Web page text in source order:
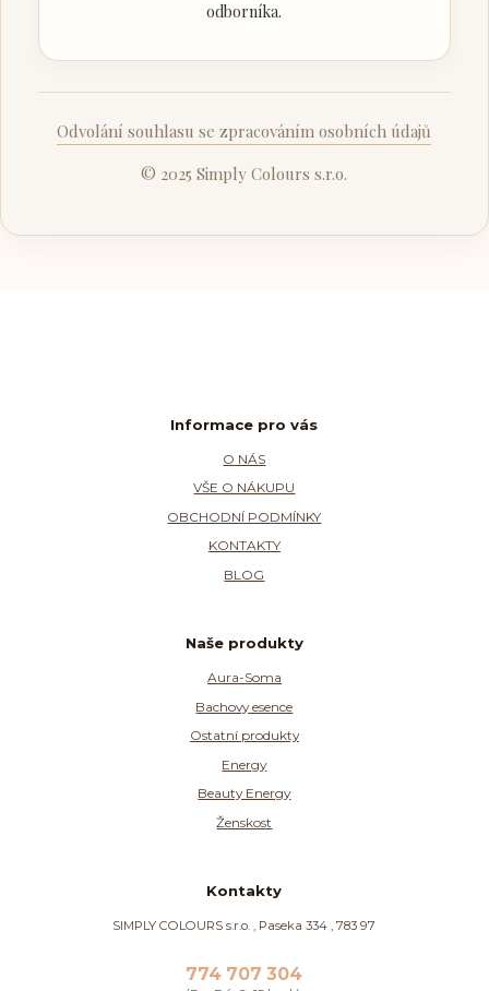
odborníka.
Odvolání souhlasu se zpracováním osobních údajů
© 2025 Simply Colours s.r.o.
Informace pro vás
O NÁS
VŠE O NÁKUPU
OBCHODNÍ PODMÍNKY
KONTAKTY
BLOG
Naše produkty
Aura-Soma
Bachovy esence
Ostatní produkty
Energy
Beauty Energy
Ženskost
Kontakty
SIMPLY COLOURS s.r.o. , Paseka 334 , 783 97
774 707 304